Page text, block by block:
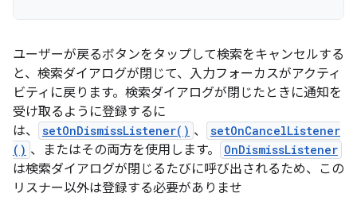
ユーザーが戻るボタンをタップして検索をキャンセルする
と、検索ダイアログが閉じて、入力フォーカスがアクティ
ビティに戻ります。検索ダイアログが閉じたときに通知を
受け取るように登録するに
は、
setOnDismissListener() 、
setOnCancelListener
() 、またはその両方を使用します。 OnDismissListener
は検索ダイアログが閉じるたびに呼び出されるため、この
リスナー以外は登録する必要がありませ